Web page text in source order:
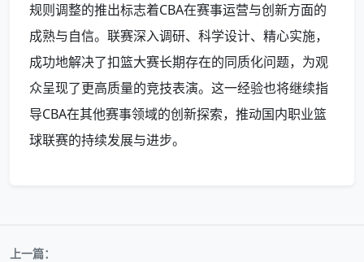
规则调整的推出标志着CBA在赛事运营与创新方面的
成熟与自信。联赛深入调研、科学设计、精心实施，
成功地解决了扣篮大赛长期存在的同质化问题，为观
众呈现了更高质量的竞技表演。这一经验也将继续指
导CBA在其他赛事领域的创新探索，推动国内职业篮
球联赛的持续发展与进步。
上一篇：